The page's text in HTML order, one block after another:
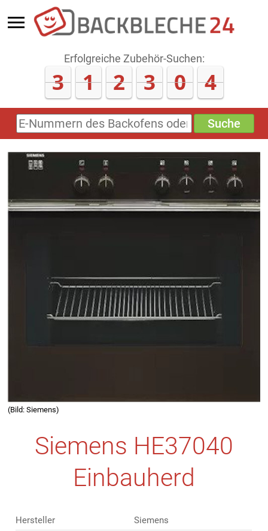
Erfolgreiche Zubehör-Suchen:
3 1 2 3 0 4
E-
Nummern
Backofens
oder
Suche
(Bild: Siemens)
Siemens HE37040
Einbauherd
Hersteller
Siemens